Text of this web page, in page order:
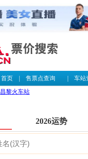
首页| 售票点查询 | 车站
昌黎火车站
2026运势